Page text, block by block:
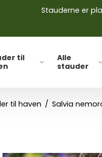
Stauderne er
til
Alle
stauder
til haven / Salvia